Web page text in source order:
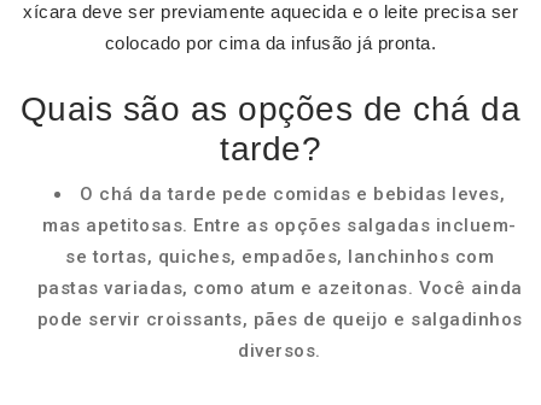
xícara deve ser previamente aquecida e o leite precisa ser
colocado por cima da infusão já pronta.
Quais são as opções de chá da
tarde?
O chá da tarde pede comidas e bebidas leves,
mas apetitosas. Entre as opções salgadas incluem-
se tortas, quiches, empadões, lanchinhos com
pastas variadas, como atum e azeitonas. Você ainda
pode servir croissants, pães de queijo e salgadinhos
diversos.